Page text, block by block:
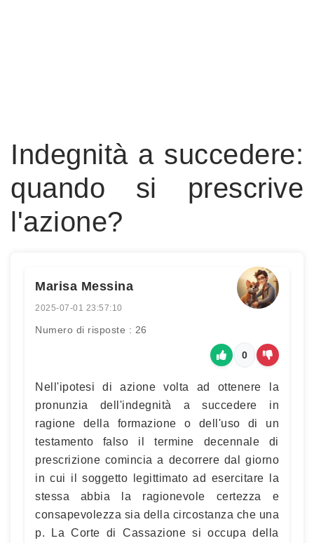
Indegnità a succedere:
quando si prescrive
l'azione?
Marisa Messina
2025-07-01 23:57:10
Numero di risposte : 26
0
Nell'ipotesi di azione volta ad ottenere la
pronunzia dell'indegnità a succedere in
ragione della formazione o dell'uso di un
testamento falso il termine decennale di
prescrizione comincia a decorrere dal giorno
in cui il soggetto legittimato ad esercitare la
stessa abbia la ragionevole certezza e
consapevolezza sia della circostanza che una
p. La Corte di Cassazione si occupa della